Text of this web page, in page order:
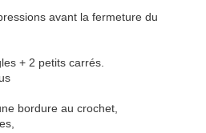
avant la fermeture du
+ 2 petits carrés.
bordure au crochet,